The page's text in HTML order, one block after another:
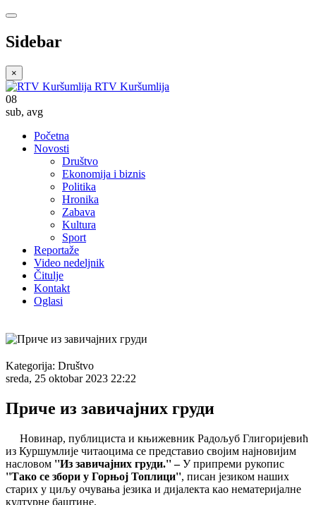
Sidebar
×
RTV Kuršumlija
08
sub, avg
Početna
Novosti
Društvo
Ekonomija i biznis
Politika
Hronika
Zabava
Kultura
Sport
Reportaže
Video nedeljnik
Čitulje
Kontakt
Oglasi
Kategorija: Društvo
sreda, 25 oktobar 2023 22:22
Приче из завичајних груди
Новинар, публициста и књижевник Радољуб Глигоријевић
из Куршумлије читаоцима се представио својим најновијим
насловом ''Из завичајних груди.'' –У припреми рукопис
''Тако се збори у Горњој Топлици'', писан језиком наших
старих у циљу очувања језика и дијалекта као нематеријалне
културне баштине.